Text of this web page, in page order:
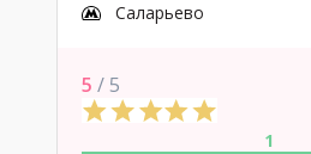
Саларьево
5 / 5
1